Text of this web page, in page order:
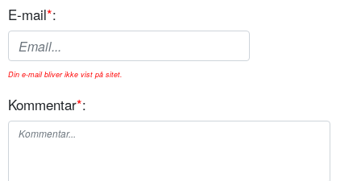
E-mail*:
Din e-mail bliver ikke vist på sitet.
Kommentar*: